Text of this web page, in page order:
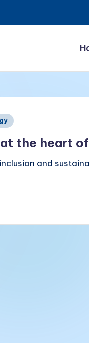
the heart of
inclusion and